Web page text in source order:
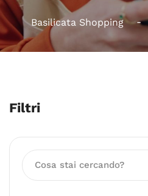
Basilicata Shopping
Filtri